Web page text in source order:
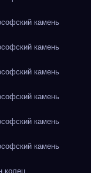
камень
камень
камень
камень
камень
камень
колец